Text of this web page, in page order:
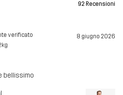
92 Recensioni
verificato 8 giugno 2026
bellissimo